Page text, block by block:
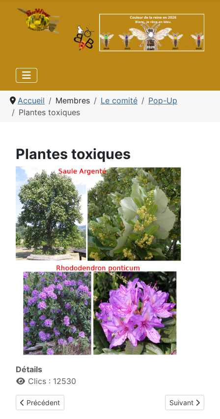
Accueil Membres Le comité
Pop-Up
Plantes toxiques
Plantes toxiques
Détails
Clics : 12530
Article précédent : Miellats
Précédent Article suivant
Suivant